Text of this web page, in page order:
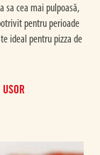
sa cea mai pulpoasă,
pentru perioade
ideal pentru pizza de
USOR